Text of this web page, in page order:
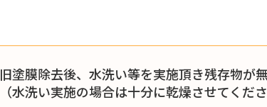
旧塗膜除去後、水洗い等を実施頂き残存物が
（水洗い実施の場合は十分に乾燥させてくださ